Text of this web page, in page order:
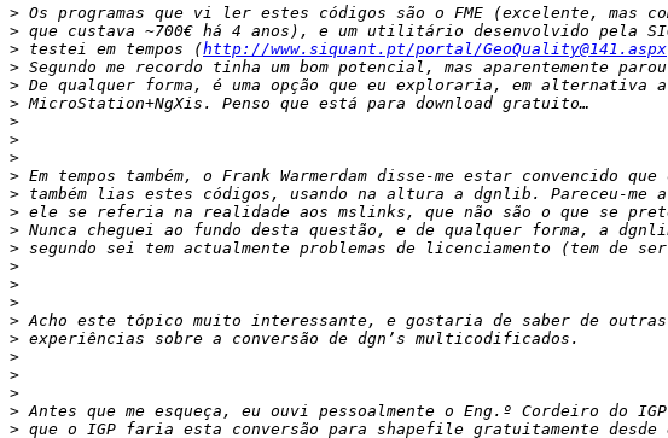
>
>
> testei em tempos (http://www.siquant.pt/portal/GeoQuality@141.aspx
>
>
>
>
>
>
>
>
>
>
>
>
>
>
>
>
>
>
>
>
>